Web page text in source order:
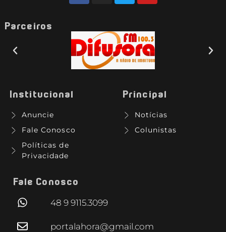
Parceiros
Institucional
Anuncie
Fale Conosco
Políticas de
Privacidade
Principal
Notícias
Colunistas
Fale Conosco
48 9 9115.3099
portalahora@gmail.com